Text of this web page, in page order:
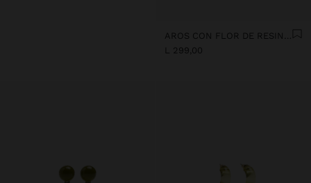
AROS CON FLOR DE RESINA TRANSPARENTE
L 299,00